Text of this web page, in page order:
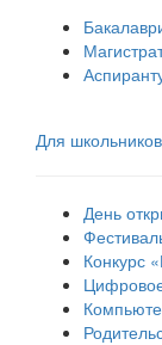
Для школьников
День
Конкурс